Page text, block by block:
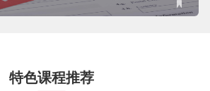
特色课程推荐